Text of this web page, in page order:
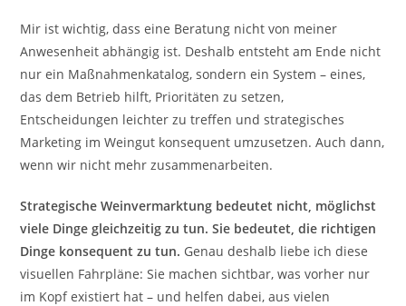
Mir ist wichtig, dass eine Beratung nicht von meiner
Anwesenheit abhängig ist. Deshalb entsteht am Ende nicht
nur ein Maßnahmenkatalog, sondern ein System – eines,
das dem Betrieb hilft, Prioritäten zu setzen,
Entscheidungen leichter zu treffen und strategisches
Marketing im Weingut konsequent umzusetzen. Auch dann,
wenn wir nicht mehr zusammenarbeiten.
Strategische Weinvermarktung bedeutet nicht, möglichst
viele Dinge gleichzeitig zu tun. Sie bedeutet, die richtigen
Dinge konsequent zu tun. Genau deshalb liebe ich diese
visuellen Fahrpläne: Sie machen sichtbar, was vorher nur
im Kopf existiert hat – und helfen dabei, aus vielen